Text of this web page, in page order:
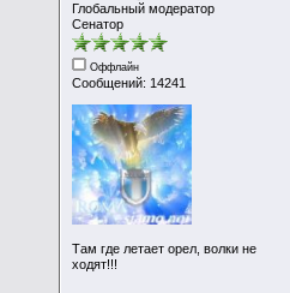
Глобальный модератор
Сенатор
Оффлайн
Сообщений: 14241
Там где летает орел, волки не
ходят!!!